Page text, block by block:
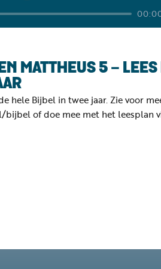
MATTHEUS 5 - LEES
hele Bijbel in twee jaar. Zie voor
of doe mee met het leesplan